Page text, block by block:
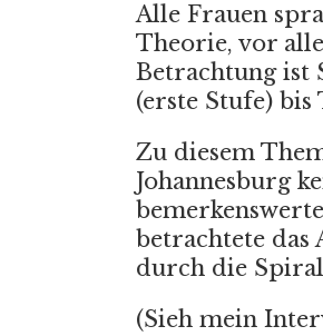
Alle Frauen
Theorie, vor
Betrachtung ist
(erste Stufe)
Zu diesem
Johannesburg
betrachtete das
durch die
(Sieh mein